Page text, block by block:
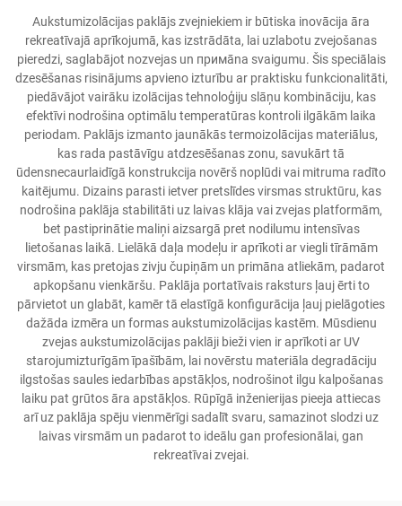
Aukstumizolācijas paklājs zvejniekiem ir būtiska inovācija āra
rekreatīvajā aprīkojumā, kas izstrādāta, lai uzlabotu zvejošanas
pieredzi, saglabājot nozvejas un примāna svaigumu. Šis speciālais
dzesēšanas risinājums apvieno izturību ar praktisku funkcionalitāti,
piedāvājot vairāku izolācijas tehnoloģiju slāņu kombināciju, kas
efektīvi nodrošina optimālu temperatūras kontroli ilgākām laika
periodam. Paklājs izmanto jaunākās termoizolācijas materiālus,
kas rada pastāvīgu atdzesēšanas zonu, savukārt tā
ūdensnecaurlaidīgā konstrukcija novērš noplūdi vai mitruma radīto
kaitējumu. Dizains parasti ietver pretslīdes virsmas struktūru, kas
nodrošina paklāja stabilitāti uz laivas klāja vai zvejas platformām,
bet pastiprinātie maliņi aizsargā pret nodilumu intensīvas
lietošanas laikā. Lielākā daļa modeļu ir aprīkoti ar viegli tīrāmām
virsmām, kas pretojas zivju čupiņām un primāna atliekām, padarot
apkopšanu vienkāršu. Paklāja portatīvais raksturs ļauj ērti to
pārvietot un glabāt, kamēr tā elastīgā konfigurācija ļauj pielāgoties
dažāda izmēra un formas aukstumizolācijas kastēm. Mūsdienu
zvejas aukstumizolācijas paklāji bieži vien ir aprīkoti ar UV
starojumizturīgām īpašībām, lai novērstu materiāla degradāciju
ilgstošas saules iedarbības apstākļos, nodrošinot ilgu kalpošanas
laiku pat grūtos āra apstākļos. Rūpīgā inženierijas pieeja attiecas
arī uz paklāja spēju vienmērīgi sadalīt svaru, samazinot slodzi uz
laivas virsmām un padarot to ideālu gan profesionālai, gan
rekreatīvai zvejai.